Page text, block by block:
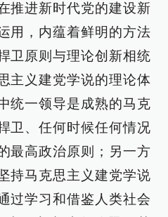
推进新时代党的建设新
用，内蕴着鲜明的方法
卫原则与理论创新相统
主义建党学说的理论体
统一领导是成熟的马克
卫、任何时候任何情况
最高政治原则；另一方
持马克思主义建党学说
过学习和借鉴人类社会